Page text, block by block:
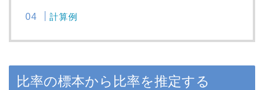
計算例
比率の標本から比率を推定する